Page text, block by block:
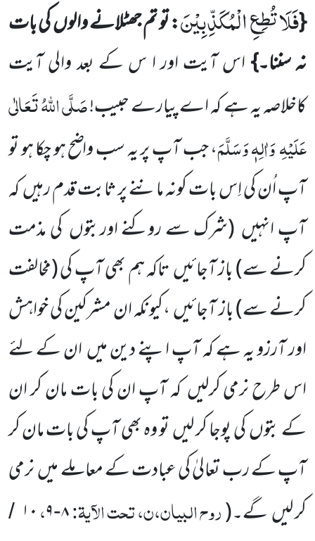
{فَلَا تُطِعِ الْمُكَذِّبِیْنَ: تو تم جھٹلانے والوںکی بات
نہ سننا۔}اس آیت اور ا س کے بعد والی آیت
کاخلاصہ یہ ہےکہ اے پیارے حبیب!صَلَّی اللّٰہُ تَعَالٰی
عَلَیْہِوَاٰلِہٖ وَسَلَّمَ، جب آپ پر یہ سب واضح ہو چکا ہو تو
آپ اُن کی اِس بات کونہماننے پر ثابت قدم رہیںکہ
آپ انہیں (شرک سے روکنے اوربتوں کی مذمت
کرنے سے)باز آجائیںتاکہ ہم بھی آپ کی(مخالفت
کرنے سے)باز آجائیں،کیونکہ ان مشرکین کی خواہش
اور آرزو یہ ہے کہ آپ اپنے دین میںان کے لئے
اس طرح نرمی کرلیںکہ آپ ان کی بات مان کر ان
کے بتوںکی پوجا کر لیںتو وہ بھی آپ کی بات مان کر
آپ کے رب تعالیٰ کی عبادت کے معاملے میںنرمی
کر لیںگے۔(روح البیان،ن، تحت الآیۃ:۸-۹،۱۰ /